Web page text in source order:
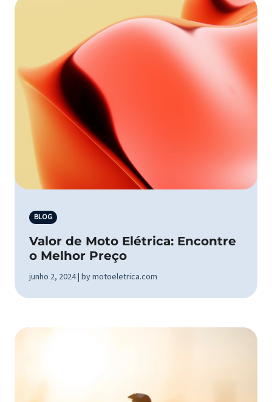
BLOG
Valor de Moto Elétrica: Encontre
o Melhor Preço
junho 2, 2024 | by motoeletrica.com